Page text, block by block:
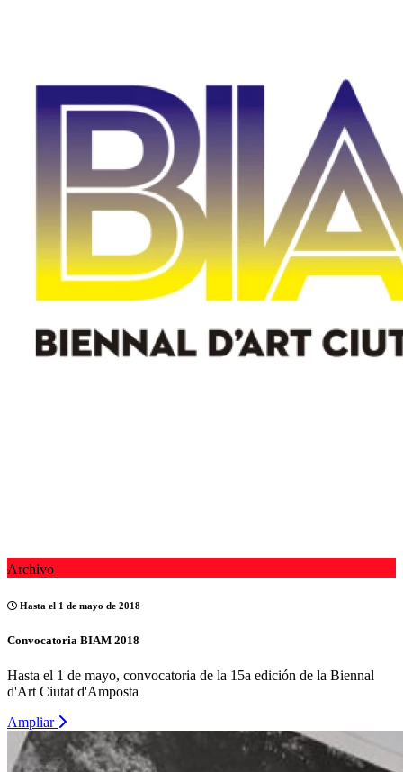
Archivo
Hasta el 1 de mayo de 2018
Convocatoria BIAM 2018
Hasta el 1 de mayo, convocatoria de la 15a edición de la Biennal
d'Art Ciutat d'Amposta
Ampliar